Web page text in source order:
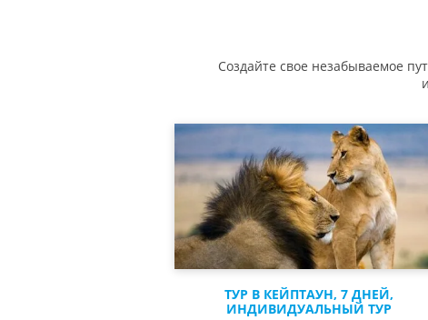
Создайте свое незабываемое
ТУР В КЕЙПТАУН, 7 ДНЕЙ,
ИНДИВИДУАЛЬНЫЙ ТУР